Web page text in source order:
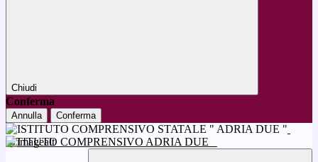
Chiudi
Conferma
Annulla Conferma
ISTITUTO COMPRENSIVO ADRIA DUE